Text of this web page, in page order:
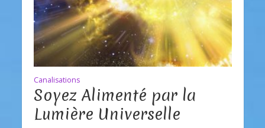
Canalisations
Soyez Alimenté par la
Lumière Universelle